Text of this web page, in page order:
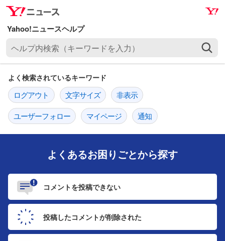
ナ
ビ
ゲ
ー
ン
へ
ス
キ
ッ
メ
イ
ン
コ
ン
ツ
へ
ス
キ
プ
内
検
索
（
ド
入
よく検索されているキーワード
ログアウト 文字サイズ
非表示
ユーザーフォロー
マイページ 通知
よくあるお困りごとから探す
コメントを投稿できない
投稿したコメントが削除された